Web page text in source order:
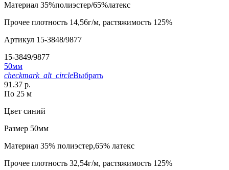
Материал 35%полиэстер/65%латекс
Прочее плотность 14,56г/м, растяжимость 125%
Артикул 15-3848/9877
15-3849/9877
50мм
checkmark_alt_circleВыбрать
91.37 р.
По 25 м
Цвет синий
Размер 50мм
Материал 35% полиэстер,65% латекс
Прочее плотность 32,54г/м, растяжимость 125%